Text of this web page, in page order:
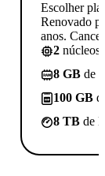
Escolher
Renovado
anos.
2 núcleos
8 GB de
100 GB
8 TB de